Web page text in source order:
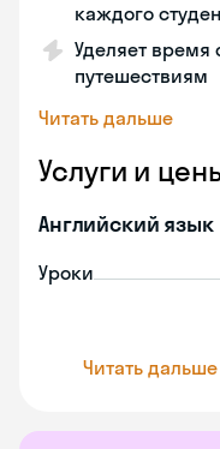
каждого
Уделяет
путешествиям
Читать дальше
Услуги и
Английский язык
Уроки
Читать дальше